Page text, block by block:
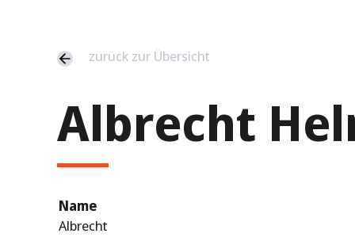
zurück zur Übersicht
Albrecht
Name
Albrecht